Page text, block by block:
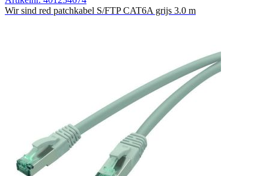
Wir sind red patchkabel S/FTP CAT6A grijs 3.0 m